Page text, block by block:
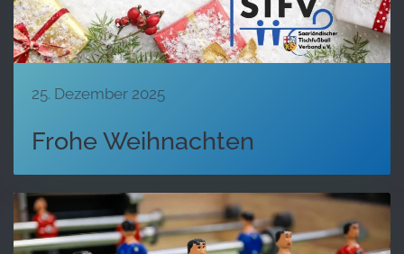
25. Dezember 2025
Frohe Weihnachten